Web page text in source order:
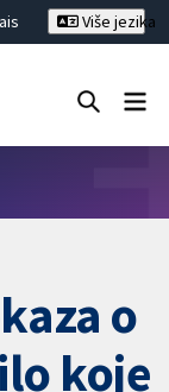
Više jezika
o
koje